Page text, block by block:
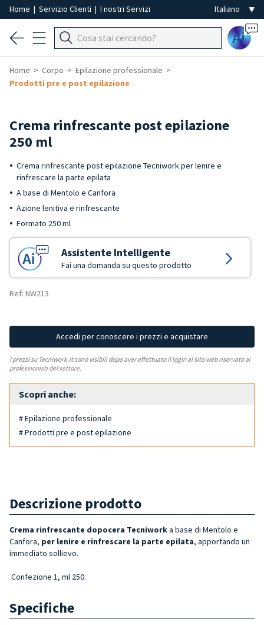
Home | Servizio Clienti | I nostri Servizi
Ai
Home Corpo
Epilazione professionale
Prodotti pre e post epilazione
Crema rinfrescante post epilazione
250 ml
Crema rinfrescante post epilazione Tecniwork per lenire e
rinfrescare la parte epilata
A base di Mentolo e Canfora
Azione lenitiva e rinfrescante
Formato 250 ml
Assistente Intelligente
Fai una domanda su questo prodotto
Ref: NW213
Accedi per conoscere i prezzi e acquistare
I prezzi su Tecniwork.it sono visibili dopo aver effettuato il login al sito web riservato ai
professionisti del settore.
Scopri anche:
# Epilazione professionale
# Prodotti pre e post epilazione
Descrizione prodotto
Crema rinfrescante dopocera Tecniworka base di Mentolo e
Canfora, per lenire e rinfrescare la parte epilata, apportando un
immediato sollievo.
Confezione 1, ml 250.
Specifiche